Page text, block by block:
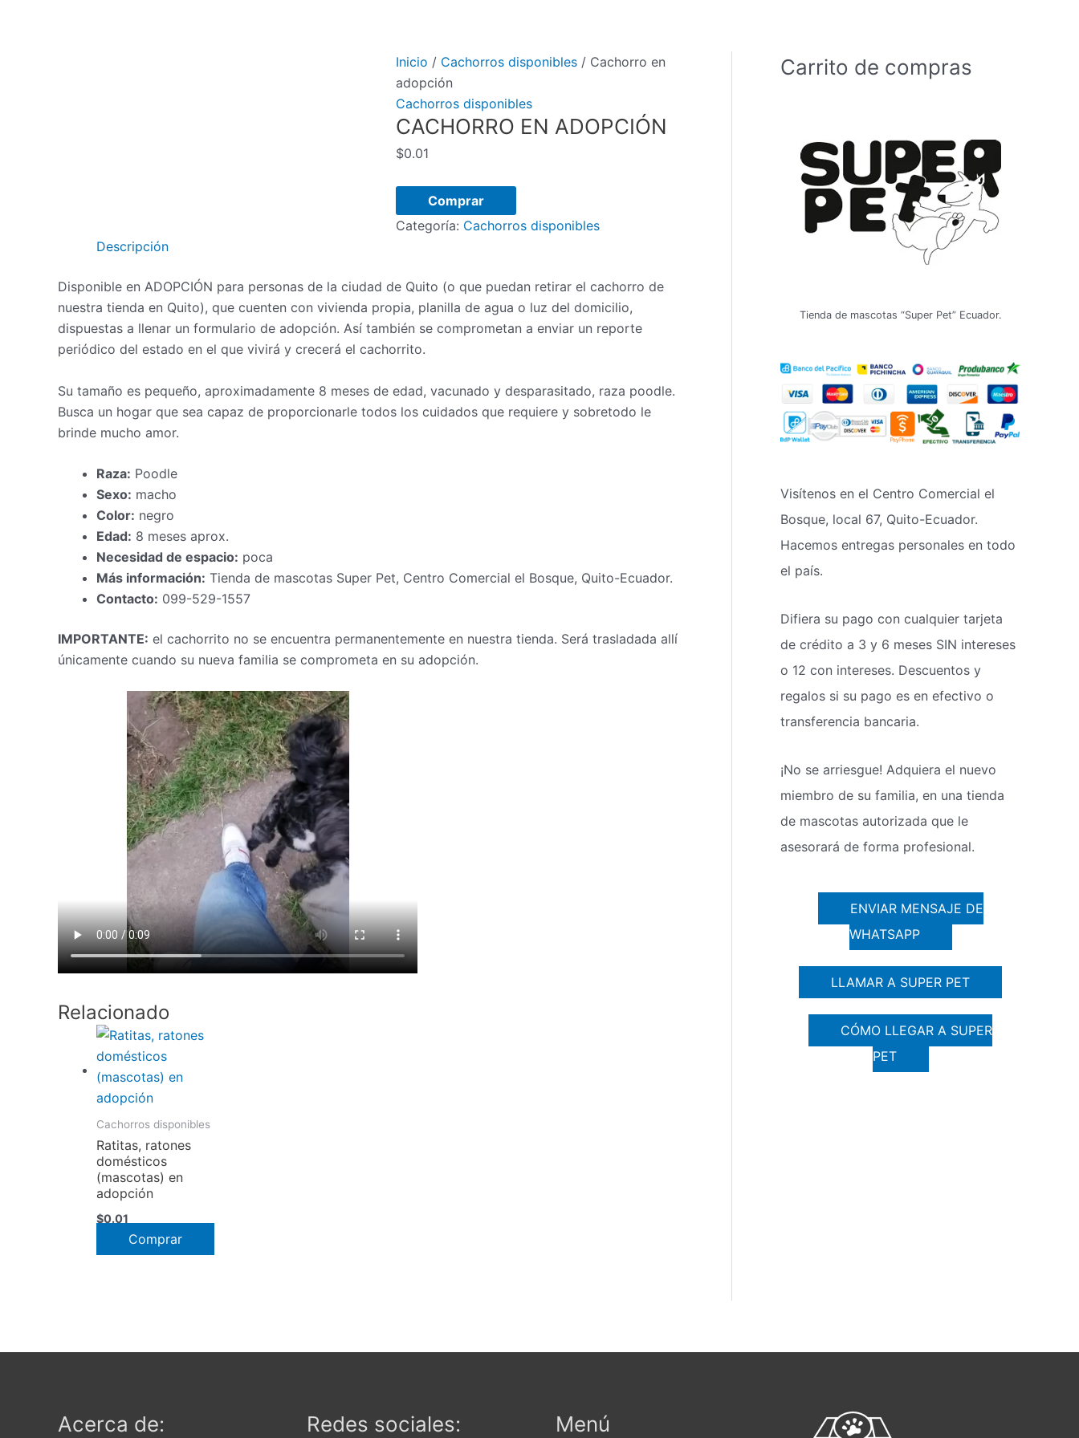
Inicio / Cachorros disponibles/ Cachorro en
adopción
Cachorros disponibles
CACHORRO EN ADOPCIÓN
$0.01
Cachorro
en
adopción
Comprar
Categoría: Cachorros disponibles
Descripción
Disponible en ADOPCIÓN para personas de la ciudad de Quito (o que puedan retirar el cachorro de
nuestra tienda en Quito), que cuenten con vivienda propia, planilla de agua o luz del domicilio,
dispuestas a llenar un formulario de adopción. Así también se comprometan a enviar un reporte
periódico del estado en el que vivirá y crecerá el cachorrito.
Su tamaño es pequeño, aproximadamente 8 meses de edad, vacunado y desparasitado, raza poodle.
Busca un hogar que sea capaz de proporcionarle todos los cuidados que requiere y sobretodo le
brinde mucho amor.
Raza: Poodle
Sexo: macho
Color: negro
Edad: 8 meses aprox.
Necesidad de espacio: poca
Más información: Tienda de mascotas Super Pet, Centro Comercial el Bosque, Quito-Ecuador.
Contacto: 099-529-1557
IMPORTANTE: el cachorrito no se encuentra permanentemente en nuestra tienda. Será trasladada allí
únicamente cuando su nueva familia se comprometa en su adopción.
Relacionado
Cachorros disponibles
Ratitas, ratones
domésticos
(mascotas) en
adopción
$0.01
Comprar
Carrito de compras
Tienda de mascotas “Super Pet” Ecuador.
Visítenos en el Centro Comercial el
Bosque, local 67, Quito-Ecuador.
Hacemos entregas personales en todo
el país.
Difiera su pago con cualquier tarjeta
de crédito a 3 y 6 meses SIN intereses
o 12 con intereses. Descuentos y
regalos si su pago es en efectivo o
transferencia bancaria.
¡No se arriesgue! Adquiera el nuevo
miembro de su familia, en una tienda
de mascotas autorizada que le
asesorará de forma profesional.
ENVIAR MENSAJE DE
WHATSAPP
LLAMAR A SUPER PET
CÓMO LLEGAR A SUPER
PET
Acerca de: Redes sociales: Menú